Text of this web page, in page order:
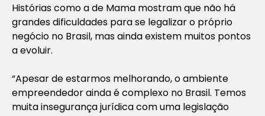
Histórias como a de Mama mostram que não há
grandes dificuldades para se legalizar o próprio
negócio no Brasil, mas ainda existem muitos pontos
a evoluir.
“Apesar de estarmos melhorando, o ambiente
empreendedor ainda é complexo no Brasil. Temos
muita insegurança jurídica com uma legislação